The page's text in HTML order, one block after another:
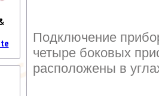
Подключение
четыре боковых
расположены в